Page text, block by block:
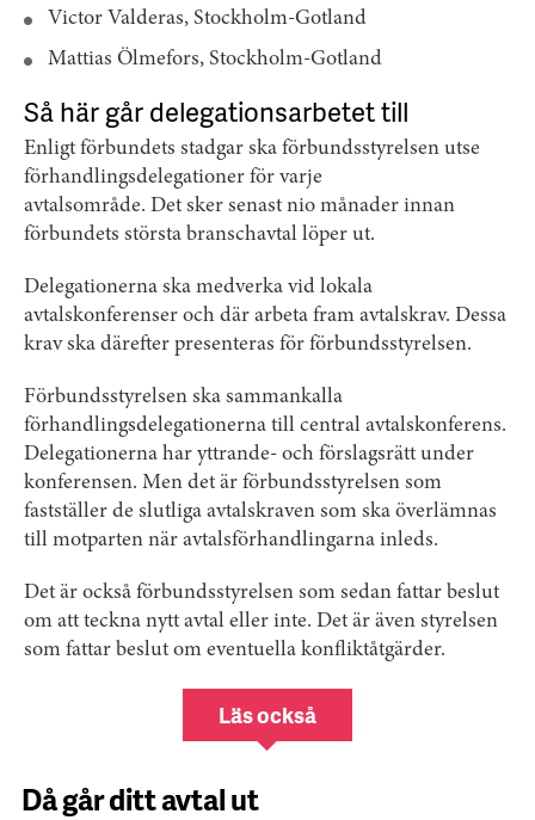
Victor Valderas, Stockholm-Gotland
Mattias Ölmefors, Stockholm-Gotland
Så här går delegationsarbetet till
Enligt förbundets stadgar ska förbundsstyrelsen utse
förhandlingsdelegationer för varje
avtalsområde. Det sker senast nio månader innan
förbundets största branschavtal löper ut.
Delegationerna ska medverka vid lokala
avtalskonferenser och där arbeta fram avtalskrav. Dessa
krav ska därefter presenteras för förbundsstyrelsen.
Förbundsstyrelsen ska sammankalla
förhandlingsdelegationerna till central avtalskonferens.
Delegationerna har yttrande- och förslagsrätt under
konferensen. Men det är förbundsstyrelsen som
fastställer de slutliga avtalskraven som ska överlämnas
till motparten när avtalsförhandlingarna inleds.
Det är också förbundsstyrelsen som sedan fattar beslut
om att teckna nytt avtal eller inte. Det är även styrelsen
som fattar beslut om eventuella konfliktåtgärder.
Läs också
Då går ditt avtal ut